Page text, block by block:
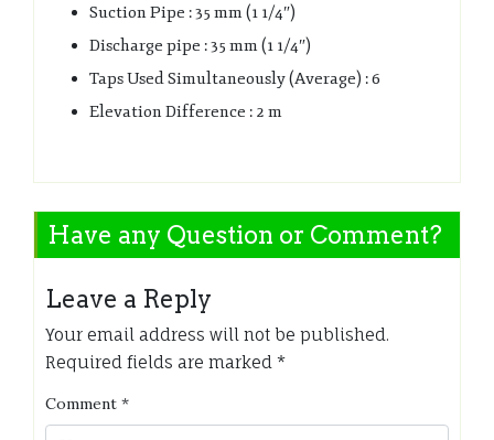
Suction Pipe : 35 mm (1 1/4″)
Discharge pipe : 35 mm (1 1/4″)
Taps Used Simultaneously (Average) : 6
Elevation Difference : 2 m
Have any Question or Comment?
Leave a Reply
Your email address will not be published.
Required fields are marked *
Comment *